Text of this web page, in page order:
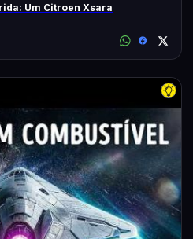
Um Citroen Xsara